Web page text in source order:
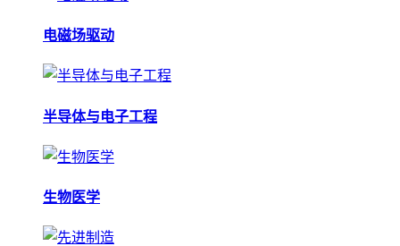
电磁场驱动
半导体与电子工程
生物医学